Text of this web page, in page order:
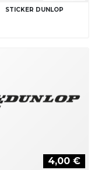
STICKER DUNLOP
4,00 €